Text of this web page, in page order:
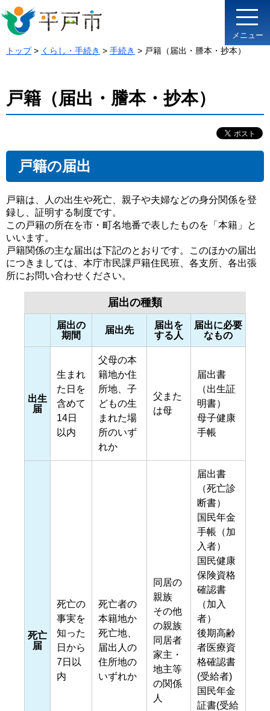
メニュー
トップ> くらし・手続き > 手続き > 戸籍（届出・謄本・抄本）
戸籍（届出・謄本・抄本）
戸籍の届出
戸籍は、人の出生や死亡、親子や夫婦などの身分関係を登
録し、証明する制度です。
この戸籍の所在を市・町名地番で表したものを「本籍」と
いいます。
戸籍関係の主な届出は下記のとおりです。このほかの届出
につきましては、本庁市民課戸籍住民班、各支所、各出張
所にお問い合わせください。
届出の種類
届出の
期間
届出先
届出を
する人
届出に必要
なもの
出生
届
生まれ
た日を
含めて
14日
以内
父母の本
籍地か住
所地、子
どもの生
まれた場
所のいず
れか
父また
は母
届出書
（出生証
明書）
母子健康
手帳
死亡
届
死亡の
事実を
知った
日から
7日以
内
死亡者の
本籍地か
死亡地、
届出人の
住所地の
いずれか
同居の
親族
その他
の親族
同居者
家主・
地主等
の関係
人
届出書
（死亡診
断書）
国民年金
手帳（加
入者）
国民健康
保険資格
確認書
（加入
者）
後期高齢
者医療資
格確認書
(受給者)
国民年金
証書(受給